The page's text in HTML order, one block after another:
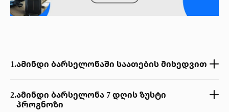
1.აᲛინდი ბარსელონაში საათების მიხედვით
2.ამინდი ბარსელონა 7 დღის ზუსტი
პროგნოზი